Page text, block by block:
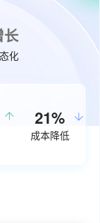
长
化
26%
成本降低